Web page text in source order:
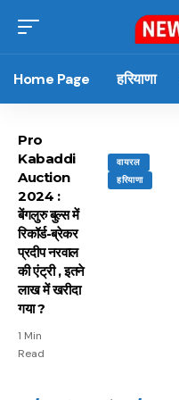
Home Page हरियाणा
वायरल
हरियाणा
Pro
Kabaddi
Auction
2024 :
बेंगलुरु बुल्स में
रिकॉर्ड-ब्रेकर
प्रदीप नरवाल
की एंट्री , इतने
लाख में खरीदा
गया ?
1 Min
Read
15 नवंबर से लागू होंगे